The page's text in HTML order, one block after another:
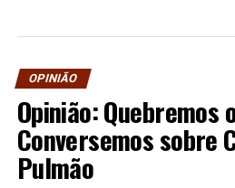
OPINIÃO
Opinião: Quebremos
Conversemos sobre
Pulmão